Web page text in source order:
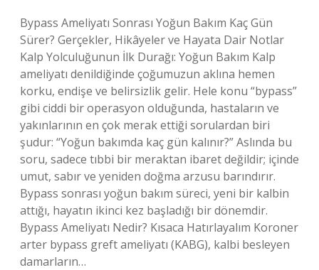
Bypass Ameliyatı Sonrası Yoğun Bakım Kaç Gün
Sürer? Gerçekler, Hikâyeler ve Hayata Dair Notlar
Kalp Yolculuğunun İlk Durağı: Yoğun Bakım Kalp
ameliyatı denildiğinde çoğumuzun aklına hemen
korku, endişe ve belirsizlik gelir. Hele konu “bypass”
gibi ciddi bir operasyon olduğunda, hastaların ve
yakınlarının en çok merak ettiği sorulardan biri
şudur: “Yoğun bakımda kaç gün kalınır?” Aslında bu
soru, sadece tıbbi bir meraktan ibaret değildir; içinde
umut, sabır ve yeniden doğma arzusu barındırır.
Bypass sonrası yoğun bakım süreci, yeni bir kalbin
attığı, hayatın ikinci kez başladığı bir dönemdir.
Bypass Ameliyatı Nedir? Kısaca Hatırlayalım Koroner
arter bypass greft ameliyatı (KABG), kalbi besleyen
damarların…